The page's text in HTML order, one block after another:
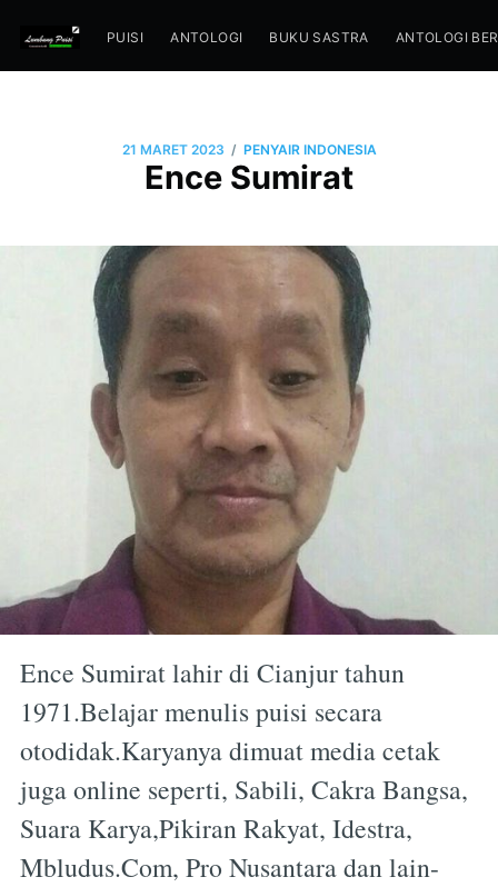
PUISI ANTOLOGI BUKU SASTRA ANTOLOGI
21 MARET 2023 / PENYAIR INDONESIA
Ence Sumirat
Ence Sumirat lahir di Cianjur tahun
1971.Belajar menulis puisi secara
otodidak.Karyanya dimuat media cetak
juga online seperti, Sabili, Cakra Bangsa,
Suara Karya,Pikiran Rakyat, Idestra,
Mbludus.Com, Pro Nusantara dan lain-